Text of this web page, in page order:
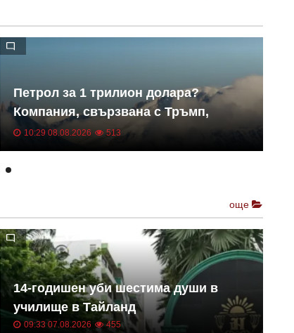
Петрол за 1 трилион долара?
Компания, свързвана с Тръмп,
влиза в Гренландия
10:29 08.08.2026 513
още
14-годишен уби шестима души в
училище в Тайланд
09:33 07.08.2026 455